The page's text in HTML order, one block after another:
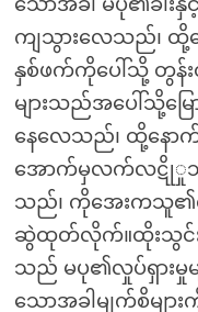
သောအခါ မပု၏ခါး
ကျသွားလေသည်၊ ထို့
နှစ်ဖက်ကိုပေါ်သို့ တွန်
များသည်အပေါ်သို့
နေလေသည်၊ ထို့နောက်
အောက်မှလက်လဋိုှုသူ
သည်၊ ကိုအေးကသူ၏လီ
ဆွဲထုတ်လိုက်။ထိုးသွင်း
သည် မပု၏လှုပ်ရှားမှု
သောအခါမျက်စိမျ